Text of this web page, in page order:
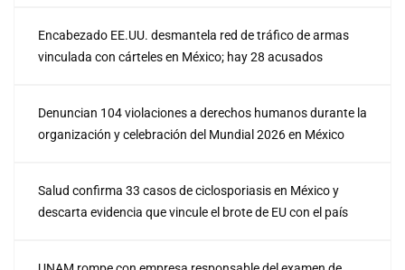
Encabezado EE.UU. desmantela red de tráfico de armas
vinculada con cárteles en México; hay 28 acusados
Denuncian 104 violaciones a derechos humanos durante la
organización y celebración del Mundial 2026 en México
Salud confirma 33 casos de ciclosporiasis en México y
descarta evidencia que vincule el brote de EU con el país